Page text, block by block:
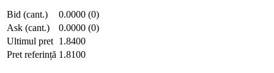
Bid (cant.)
0.0000 (0)
Ask (cant.)
0.0000 (0)
Ultimul pret 1.8400
Pret referință 1.8100